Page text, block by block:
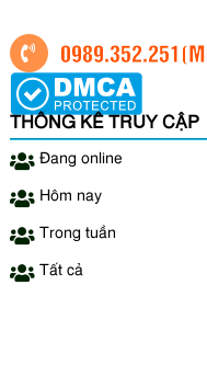
0989.352.251
THỐNG KÊ TRUY CẬP
Đang online
Hôm nay
Trong tuần
Tất cả